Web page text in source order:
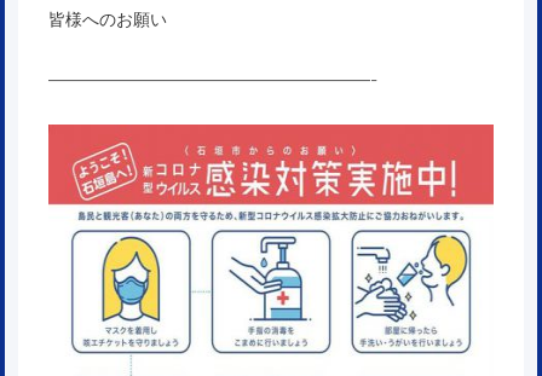
皆様へのお願い
———————————————————-